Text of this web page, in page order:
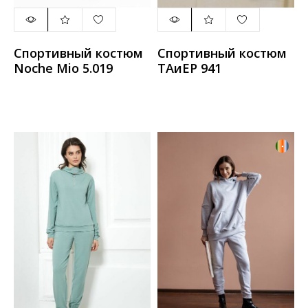
Спортивный костюм
Noche Mio 5.019
Спортивный костюм
ТАиЕР 941